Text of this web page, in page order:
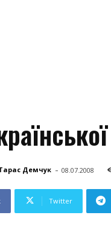
Демчук - 08.07.2008
Twitter